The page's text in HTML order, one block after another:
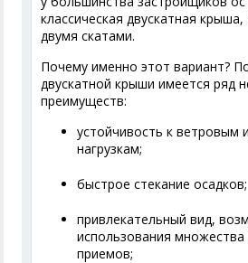
классическая двускатная
двумя скатами.
Почему именно этот вариант?
двускатной крыши имеется ряд
преимуществ:
устойчивость к ветровым
нагрузкам;
быстрое стекание осадков;
привлекательный вид,
использования множества
приемов;